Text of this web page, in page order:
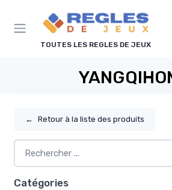
TOUTES LES REGLES DE JEUX
← Retour à la liste des produits
Catégories